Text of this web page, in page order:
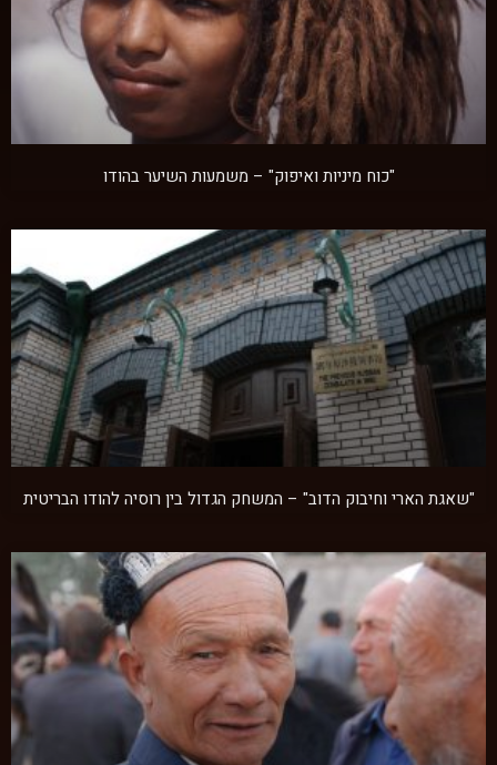
"כוח מיניות ואיפוק" – משמעות השיער בהודו
"שאגת הארי וחיבוק הדוב" – המשחק הגדול בין רוסיה להודו הבריטית